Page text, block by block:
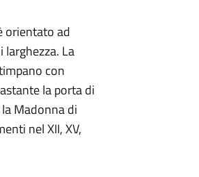
orientato ad
La
con
la porta di
Madonna di
nel XII, XV,